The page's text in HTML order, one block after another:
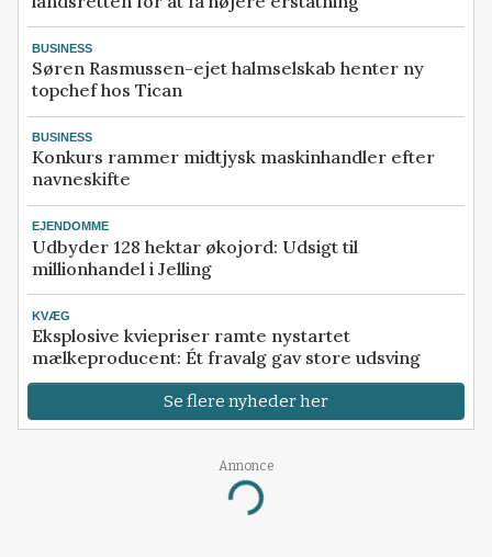
BUSINESS
Søren Rasmussen-ejet halmselskab henter ny
topchef hos Tican
BUSINESS
Konkurs rammer midtjysk maskinhandler efter
navneskifte
EJENDOMME
Udbyder 128 hektar økojord: Udsigt til
millionhandel i Jelling
KVÆG
Eksplosive kviepriser ramte nystartet
mælkeproducent: Ét fravalg gav store udsving
Se flere nyheder her
Annonce
Loading...